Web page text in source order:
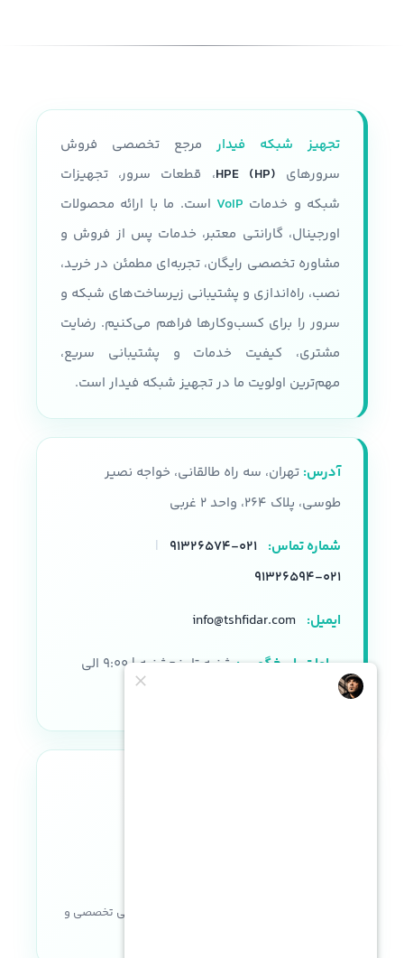
تجهیز شبکه فیدار مرجع تخصصی فروش
سرورهای HPE (HP)، قطعات سرور، تجهیزات
شبکه و خدمات VoIP است. ما با ارائه محصولات
اورجینال، گارانتی معتبر، خدمات پس از فروش و
مشاوره تخصصی رایگان، تجربه‌ای مطمئن در خرید،
نصب، راه‌اندازی و پشتیبانی زیرساخت‌های شبکه و
سرور را برای کسب‌وکارها فراهم می‌کنیم. رضایت
مشتری، کیفیت خدمات و پشتیبانی سریع،
مهم‌ترین اولویت ما در تجهیز شبکه فیدار است.
آدرس: تهران، سه راه طالقانی، خواجه نصیر
طوسی، پلاک ۲۶۴، واحد ۲ غربی
شماره تماس: ۰۲۱-۹۱۳۲۶۵۷۴
|
۰۲۱-۹۱۳۲۶۵۹۴
ایمیل: info@tshfidar.com
ساعات پاسخگویی:
شنبه تا پنجشنبه | ۹:۰۰ الی
۱۸:۰۰
خریدی مطمئن با ضمانت اصالت کالا، پشتیبانی تخصصی و